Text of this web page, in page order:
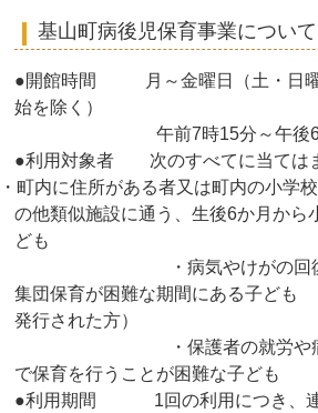
基山町病後児保育事業について
●開館時間 月～金曜日（土・日曜
始を除く）
午前7時15分～午後6
●利用対象者 次のすべてに当ては
・町内に住所がある者又は町内の小学
の他類似施設に通う、生後6か月から
ども
・病気やけがの回
集団保育が困難な期間にある子ども
発行された方）
・保護者の就労
で保育を行うことが困難な子ども
●利用期間 1回の利用につき、連